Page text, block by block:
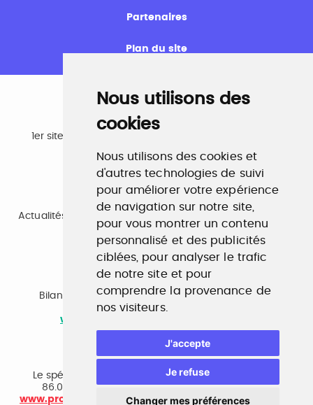
Nous utilisons des
cookies
Nous utilisons des cookies et
d'autres technologies de suivi
pour améliorer votre expérience
de navigation sur notre site,
pour vous montrer un contenu
personnalisé et des publicités
ciblées, pour analyser le trafic
de notre site et pour
comprendre la provenance de
nos visiteurs.
J'accepte
Je refuse
Changer mes préférences
Partenaires
Plan du site
Emploi
1er site emploi du secteur culturel 784.000 visites et
www.profilculture.com
Formation
Actualités, guide et annuaire des formations aux métiers
de la culture.
www.profilculture-formation.com
Accompagnement professionnel
Bilan de compétences, coaching, techniques de
recherche d'emploi, entretien conseil.
www.profilculture-competences.com
Le spécialiste du secteur culturel, une cvthèque de
86.000 CV et réseau unique de professionnels.
www.profilculture-conseil.com/cabinet-recrutement